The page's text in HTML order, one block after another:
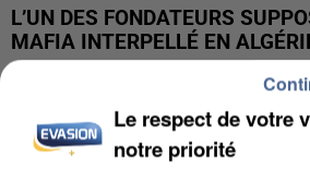
L’UN DES FONDATEURS
MAFIA INTERPELLÉ EN
Le respect de votre
notre priorité